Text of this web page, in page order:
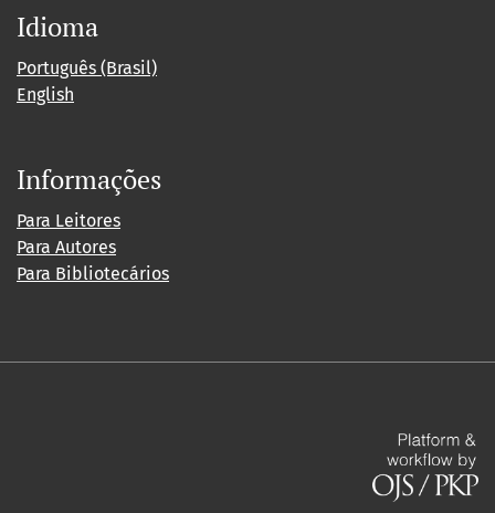
Idioma
Português (Brasil)
English
Informações
Para Leitores
Para Autores
Para Bibliotecários